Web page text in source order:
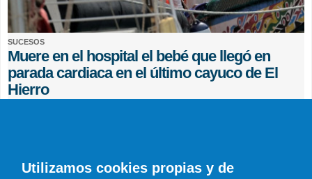
SUCESOS
Muere en el hospital el bebé que llegó en
parada cardiaca en el último cayuco de El
Hierro
Utilizamos cookies propias y de